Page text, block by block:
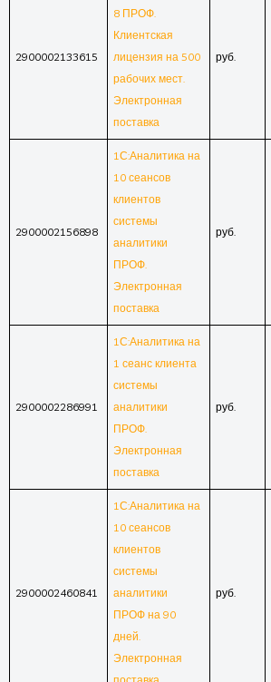
2900002133615
8 ПРОФ.
Клиентская
лицензия на 500
рабочих мест.
Электронная
поставка
руб.
2900002156898
1С:Аналитика на
10 сеансов
клиентов
системы
аналитики
ПРОФ.
Электронная
поставка
руб.
2900002286991
1С:Аналитика на
1 сеанс клиента
системы
аналитики
ПРОФ.
Электронная
поставка
руб.
2900002460841
1С:Аналитика на
10 сеансов
клиентов
системы
аналитики
ПРОФ на 90
дней.
Электронная
руб.